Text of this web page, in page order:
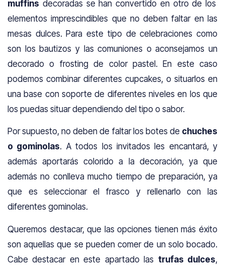
muffins decoradas se han convertido en otro de los
elementos imprescindibles que no deben faltar en las
mesas dulces. Para este tipo de celebraciones como
son los bautizos y las comuniones o aconsejamos un
decorado o frosting de color pastel. En este caso
podemos combinar diferentes cupcakes, o situarlos en
una base con soporte de diferentes niveles en los que
los puedas situar dependiendo del tipo o sabor.
Por supuesto, no deben de faltar los botes de chuches
o gominolas. A todos los invitados les encantará, y
además aportarás colorido a la decoración, ya que
además no conlleva mucho tiempo de preparación, ya
que es seleccionar el frasco y rellenarlo con las
diferentes gominolas.
Queremos destacar, que las opciones tienen más éxito
son aquellas que se pueden comer de un solo bocado.
Cabe destacar en este apartado las trufas dulces,